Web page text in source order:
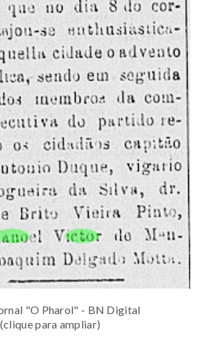
"O Pharol" - BN Digital
(clique para ampliar)